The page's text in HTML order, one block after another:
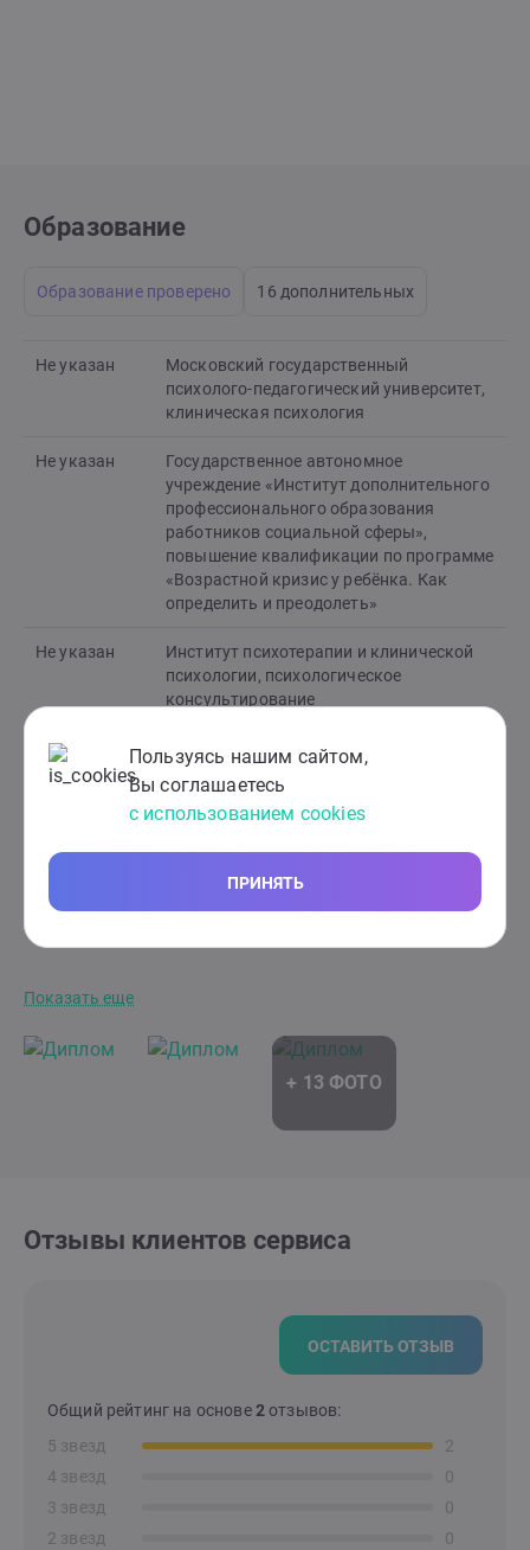
Пользуясь нашим сайтом,
Вы соглашаетесь
с использованием cookies
ПРИНЯТЬ
Образование
Образование проверено 16 дополнительных
Не указан
Московский государственный
психолого-педагогический университет,
клиническая психология
Не указан
Государственное автономное
учреждение «Институт дополнительного
профессионального образования
работников социальной сферы»,
повышение квалификации по программе
«Возрастной кризис у ребёнка. Как
определить и преодолеть»
Не указан
Институт психотерапии и клинической
психологии, психологическое
консультирование
Не указан
Институт психотерапии и клинической
психологии, Когнитивно-поведенческая
терапия, 500 часов
«Когнитивно-поведенческая терапия как
метод психокоррекционного
Показать еще
Отзывы клиентов сервиса
ОСТАВИТЬ ОТЗЫВ
Общий рейтинг на основе2отзывов:
5 звезд
2
4 звезд
0
3 звезд
0
2 звезд
0